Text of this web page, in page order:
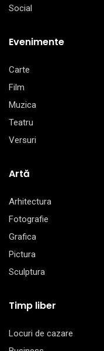
Social
Evenimente
Carte
Film
Muzica
Teatru
Versuri
Artă
Arhitectura
Fotografie
Grafica
Pictura
Sculptura
Timp liber
Locuri de cazare